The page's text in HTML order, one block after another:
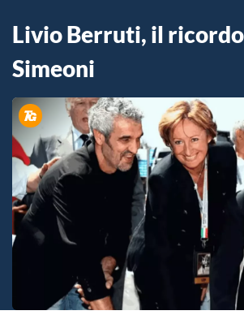
Livio Berruti, il ricordo
Simeoni